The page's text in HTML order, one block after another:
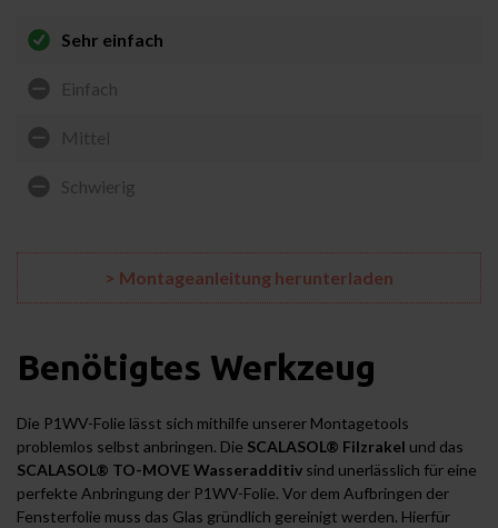
Sehr einfach
Einfach
Mittel
Schwierig
> Montageanleitung herunterladen
Benötigtes Werkzeug
Die P1WV-Folie lässt sich mithilfe unserer Montagetools
problemlos selbst anbringen. Die SCALASOL® Filzrakel und das
SCALASOL® TO-MOVE Wasseradditiv sind unerlässlich für eine
perfekte Anbringung der P1WV-Folie. Vor dem Aufbringen der
Fensterfolie muss das Glas gründlich gereinigt werden. Hierfür